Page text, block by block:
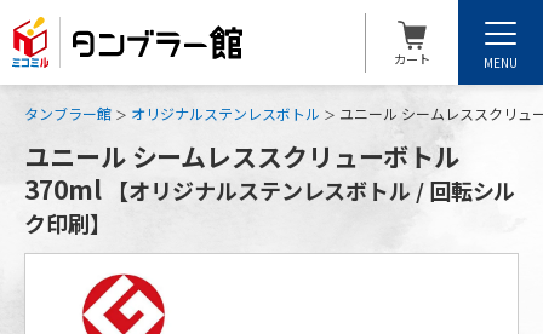
カート MENU
タンブラー館 オリジナルステンレスボトル ユニール シームレススクリュ
ユニール シームレススクリューボトル
370ml
【オリジナルステンレスボトル / 回転シル
ク印刷】